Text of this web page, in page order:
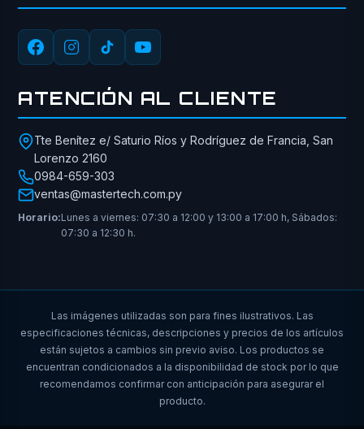
ATENCIÓN AL CLIENTE
Tte Benítez e/ Saturio Ríos y Rodríguez de Francia, San
Lorenzo 2160
0984-659-303
ventas@mastertech.com.py
Horario:Lunes a viernes: 07:30 a 12:00 y 13:00 a 17:00 h, Sábados:
07:30 a 12:30 h.
Las imágenes utilizadas son para fines ilustrativos. Las
especificaciones técnicas, descripciones y precios de los artículos
están sujetos a cambios sin previo aviso. Los productos se
encuentran condicionados a la disponibilidad de stock por lo que
recomendamos confirmar con anticipación para asegurar el
producto.